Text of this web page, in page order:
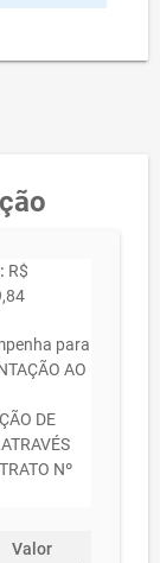
R$
para
AO
DE
Nº
Valor